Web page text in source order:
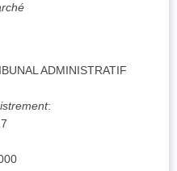
ADMINISTRATIF
: